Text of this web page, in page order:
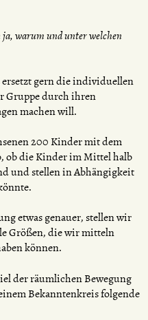
warum und unter welchen
gern die individuellen
Gruppe durch ihren
machen will.
200 Kinder mit dem
ob die Kinder im Mittel halb
und stellen in Abhängigkeit
etwas genauer, stellen wir
Größen, die wir mitteln
können.
der räumlichen Bewegung
Bekanntenkreis folgende